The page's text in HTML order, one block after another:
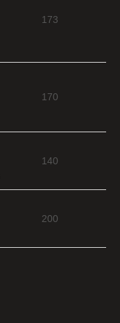
173
170
140
200